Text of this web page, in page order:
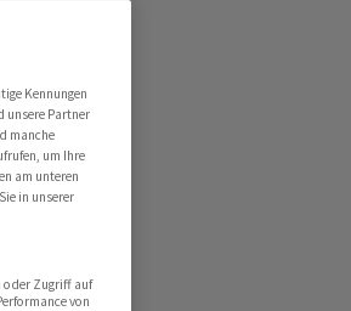
Kennungen
unsere Partner
manche
um Ihre
am unteren
in unserer
oder Zugriff auf
von